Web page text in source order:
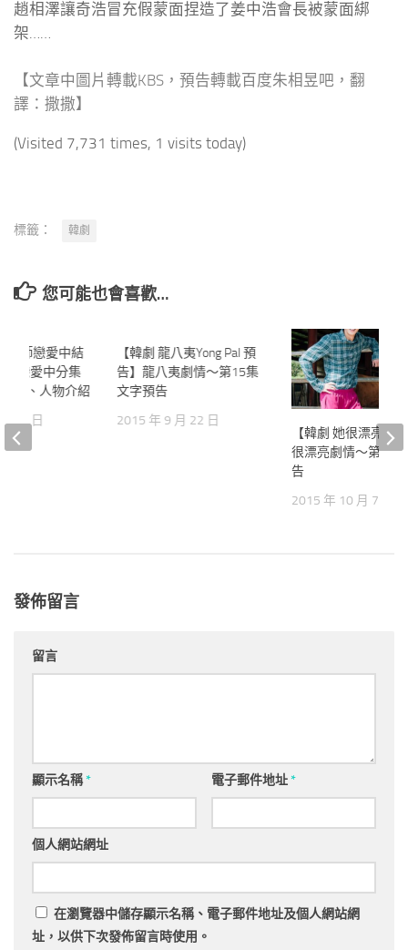
趙相澤讓奇浩冒充假蒙面捏造了姜中浩會長被蒙面綁
架……
【文章中圖片轉載KBS，預告轉載百度朱相昱吧，翻
譯：撒撒】
(Visited 7,731 times, 1 visits today)
標籤： 韓劇
您可能也會喜歡…
【韓劇 龍八夷Yong Pal 預
告】龍八夷劇情～第15集
文字預告
2015 年 9 月 22 日
【韓劇 她很漂亮預
很漂亮劇情～第7集
告
2015 年 10 月 7 日
律師戀愛中結
師戀愛中分集
16、人物介紹
21 日
發佈留言
留言
顯示名稱* 電子郵件地址*
個人網站網址
在瀏覽器中儲存顯示名稱、電子郵件地址及個人網站網
址，以供下次發佈留言時使用。